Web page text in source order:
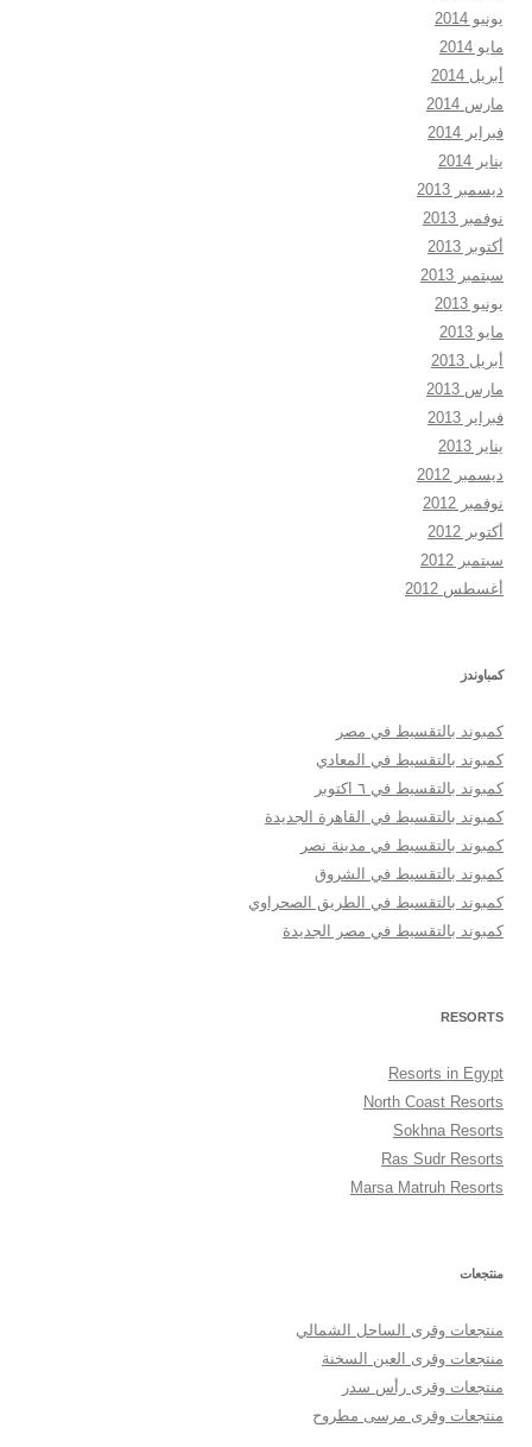
يونيو 2014
مايو 2014
أبريل 2014
مارس 2014
فبراير 2014
يناير 2014
ديسمبر 2013
نوفمبر 2013
أكتوبر 2013
سبتمبر 2013
يونيو 2013
مايو 2013
أبريل 2013
مارس 2013
فبراير 2013
يناير 2013
ديسمبر 2012
نوفمبر 2012
أكتوبر 2012
سبتمبر 2012
أغسطس 2012
كمباوندز
كمبوند بالتقسيط في مصر
كمبوند بالتقسيط في المعادي
كمبوند بالتقسيط في ٦ اكتوبر
كمبوند بالتقسيط في القاهرة الجديدة
كمبوند بالتقسيط في مدينة نصر
كمبوند بالتقسيط في الشروق
كمبوند بالتقسيط في الطريق الصحراوي
كمبوند بالتقسيط في مصر الجديدة
RESORTS
Resorts in Egypt
North Coast Resorts
Sokhna Resorts
Ras Sudr Resorts
Marsa Matruh Resorts
منتجعات
منتجعات وقرى الساحل الشمالي
منتجعات وقرى العين السخنة
منتجعات وقرى رأس سدر
منتجعات وقرى مرسى مطروح